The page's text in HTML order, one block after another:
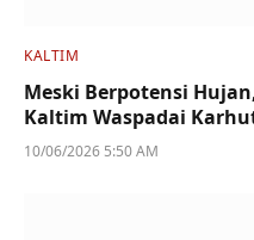
KALTIM
Meski Berpotensi
Kaltim Waspadai
10/06/2026 5:50 AM